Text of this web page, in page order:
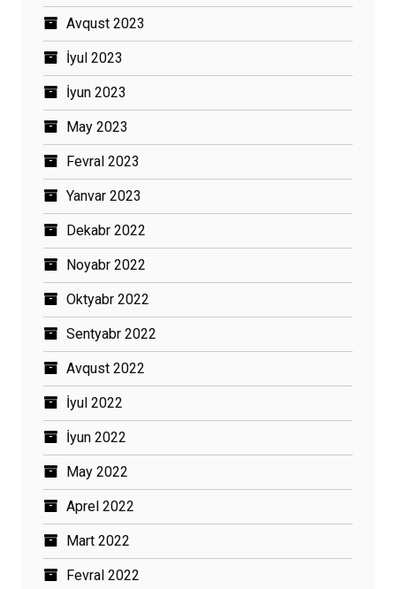
Avqust 2023
İyul 2023
İyun 2023
May 2023
Fevral 2023
Yanvar 2023
Dekabr 2022
Noyabr 2022
Oktyabr 2022
Sentyabr 2022
Avqust 2022
İyul 2022
İyun 2022
May 2022
Aprel 2022
Mart 2022
Fevral 2022